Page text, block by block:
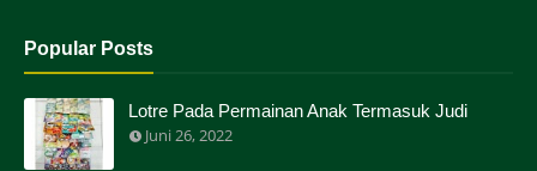
Popular Posts
Lotre Pada Permainan Anak Termasuk Judi
Juni 26, 2022